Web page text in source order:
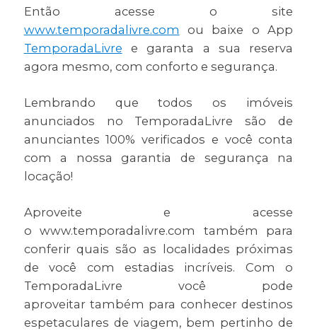
Então acesse o site
www.temporadalivre.com ou baixe o App
TemporadaLivre e garanta a sua reserva
agora mesmo, com conforto e segurança.
Lembrando que todos os imóveis
anunciados no TemporadaLivre são de
anunciantes 100% verificados e você conta
com a nossa garantia de segurança na
locação!
Aproveite e acesse
o www.temporadalivre.com também para
conferir quais são as localidades próximas
de você com estadias incríveis. Com o
TemporadaLivre você pode
aproveitar também para conhecer destinos
espetaculares de viagem, bem pertinho de